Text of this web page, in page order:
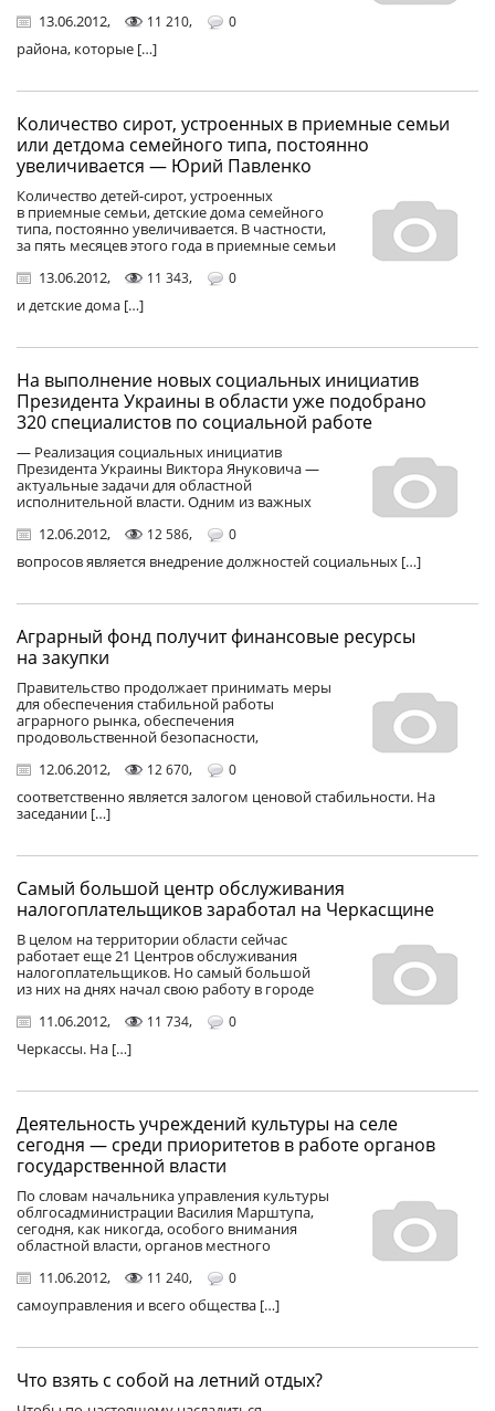
13.06.2012, 11 210, 0
района, которые […]
Количество сирот, устроенных в приемные семьи
или детдома семейного типа, постоянно
увеличивается — Юрий Павленко
13.06.2012, 11 343, 0
Количество детей-сирот, устроенных
в приемные семьи, детские дома семейного
типа, постоянно увеличивается. В частности,
за пять месяцев этого года в приемные семьи
и детские дома […]
На выполнение новых социальных инициатив
Президента Украины в области уже подобрано
320 специалистов по социальной работе
12.06.2012, 12 586, 0
— Реализация социальных инициатив
Президента Украины Виктора Януковича —
актуальные задачи для областной
исполнительной власти. Одним из важных
вопросов является внедрение должностей социальных […]
Аграрный фонд получит финансовые ресурсы
на закупки
12.06.2012, 12 670, 0
Правительство продолжает принимать меры
для обеспечения стабильной работы
аграрного рынка, обеспечения
продовольственной безопасности,
соответственно является залогом ценовой стабильности. На
заседании […]
Самый большой центр обслуживания
налогоплательщиков заработал на Черкасщине
11.06.2012, 11 734, 0
В целом на территории области сейчас
работает еще 21 Центров обслуживания
налогоплательщиков. Но самый большой
из них на днях начал свою работу в городе
Черкассы. На […]
Деятельность учреждений культуры на селе
сегодня — среди приоритетов в работе органов
государственной власти
11.06.2012, 11 240, 0
По словам начальника управления культуры
облгосадминистрации Василия Марштупа,
сегодня, как никогда, особого внимания
областной власти, органов местного
самоуправления и всего общества […]
Что взять с собой на летний отдых?